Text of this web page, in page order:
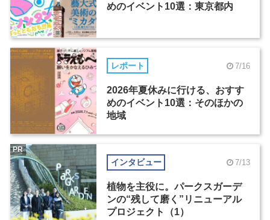
めのイベント10選：東京都内
レポート 7/16
2026年夏休みに行ける、おすす
めのイベント10選：そのほかの
地域
インタビュー 7/13
植物を主役に。パークスガーデ
ンの“残して磨く”リニューアル
プロジェクト（1）
PR